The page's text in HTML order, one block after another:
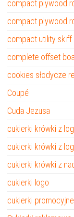
compact plywood
compact plywood
compact utility skiff
complete offset
cookies słodycze
Coupé
Cuda Jezusa
cukierki krówki z
cukierki krówki z
cukierki krówki z
cukierki logo
cukierki promocyjne